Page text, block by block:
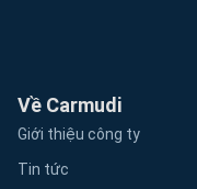
Về Carmudi
Giới thiệu công ty
Tin tức